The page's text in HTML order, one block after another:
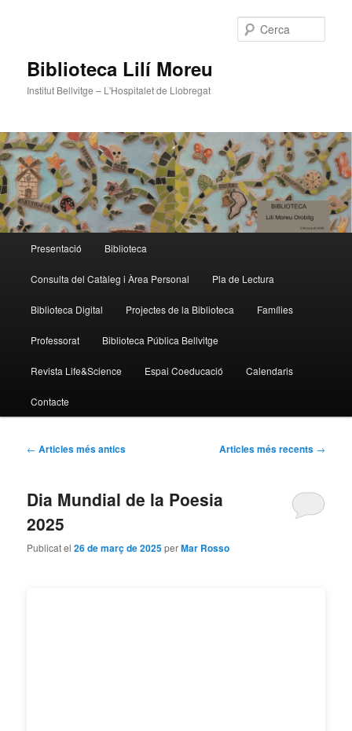
Biblioteca Lilí Moreu
Institut Bellvitge – L'Hospitalet de Llobregat
Aneu
al
contingut
Aneu
al
contingut
Presentació Biblioteca
Consulta del Catàleg i Àrea Personal Pla de Lectura
Biblioteca Digital Projectes de la Biblioteca Famílies
Professorat Biblioteca Pública Bellvitge
Revista Life&Science Espai Coeducació Calendaris
Contacte
Navegació
← Articles més antics Articles més recents →
Dia Mundial de la Poesia
2025
Publicat el26 de març de 2025perMar Rosso